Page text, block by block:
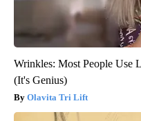
Wrinkles: Most People Use
(It's Genius)
Olavita Tri Lift